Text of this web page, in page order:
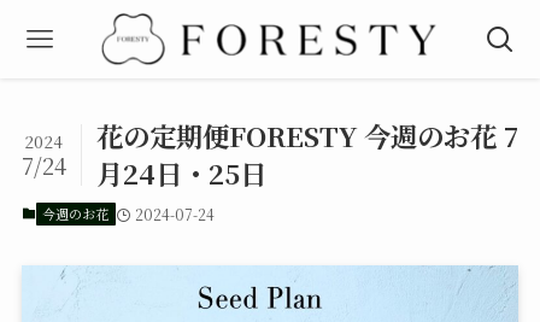
花の定期便FORESTY 今週のお花 7
月24日・25日
2024
7/24
今週のお花 2024-07-24